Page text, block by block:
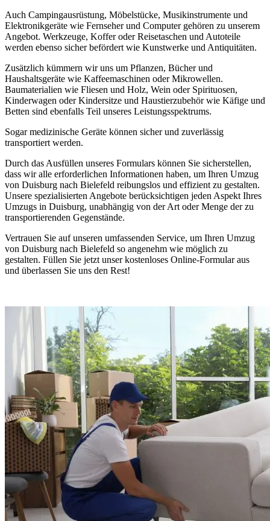
Auch Campingausrüstung, Möbelstücke, Musikinstrumente und
Elektronikgeräte wie Fernseher und Computer gehören zu unserem
Angebot. Werkzeuge, Koffer oder Reisetaschen und Autoteile
werden ebenso sicher befördert wie Kunstwerke und Antiquitäten.
Zusätzlich kümmern wir uns um Pflanzen, Bücher und
Haushaltsgeräte wie Kaffeemaschinen oder Mikrowellen.
Baumaterialien wie Fliesen und Holz, Wein oder Spirituosen,
Kinderwagen oder Kindersitze und Haustierzubehör wie Käfige und
Betten sind ebenfalls Teil unseres Leistungsspektrums.
Sogar medizinische Geräte können sicher und zuverlässig
transportiert werden.
Durch das Ausfüllen unseres Formulars können Sie sicherstellen,
dass wir alle erforderlichen Informationen haben, um Ihren Umzug
von Duisburg nach Bielefeld reibungslos und effizient zu gestalten.
Unsere spezialisierten Angebote berücksichtigen jeden Aspekt Ihres
Umzugs in Duisburg, unabhängig von der Art oder Menge der zu
transportierenden Gegenstände.
Vertrauen Sie auf unseren umfassenden Service, um Ihren Umzug
von Duisburg nach Bielefeld so angenehm wie möglich zu
gestalten. Füllen Sie jetzt unser kostenloses Online-Formular aus
und überlassen Sie uns den Rest!